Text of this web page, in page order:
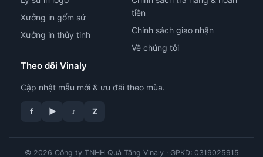
Xưởng in gốm sứ
Xưởng in thủy tinh
tiền
Chính sách giao nhận
Về chúng tôi
Theo dõi Vinaly
Cập nhật mẫu mới & ưu đãi theo mùa.
f ▶ ♪ Z
© 2026 Công ty TNHH Quà Tặng Vinaly · GPKD: 0319025915